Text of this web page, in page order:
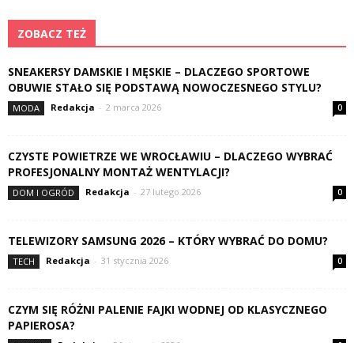
ZOBACZ TEŻ
SNEAKERSY DAMSKIE I MĘSKIE – DLACZEGO SPORTOWE
OBUWIE STAŁO SIĘ PODSTAWĄ NOWOCZESNEGO STYLU?
MODA Redakcja - 2 marca 2026 0
CZYSTE POWIETRZE WE WROCŁAWIU – DLACZEGO WYBRAĆ
PROFESJONALNY MONTAŻ WENTYLACJI?
DOM I OGRÓD Redakcja - 27 lutego 2026 0
TELEWIZORY SAMSUNG 2026 – KTÓRY WYBRAĆ DO DOMU?
TECH Redakcja - 31 stycznia 2026 0
CZYM SIĘ RÓŻNI PALENIE FAJKI WODNEJ OD KLASYCZNEGO
PAPIEROSA?